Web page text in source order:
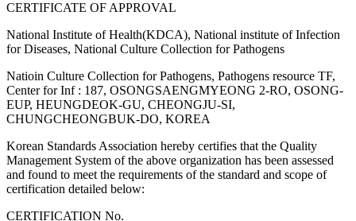
CERTIFICATE OF APPROVAL
National Institute of Health(KDCA), National institute of Infection
for Diseases, National Culture Collection for Pathogens
Natioin Culture Collection for Pathogens, Pathogens resource TF,
Center for Inf : 187, OSONGSAENGMYEONG 2-RO, OSONG-
EUP, HEUNGDEOK-GU, CHEONGJU-SI,
CHUNGCHEONGBUK-DO, KOREA
Korean Standards Association hereby certifies that the Quality
Management System of the above organization has been assessed
and found to meet the requirements of the standard and scope of
certification detailed below:
CERTIFICATION No.